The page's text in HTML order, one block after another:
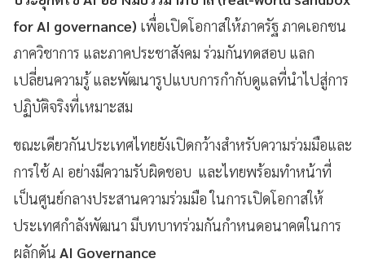
for AI governance) เพื่อเปิดโอกาสให้ภาครัฐ ภาคเอกชน
ภาควิชาการ และภาคประชาสังคม ร่วมกันทดสอบ แลก
เปลี่ยนความรู้ และพัฒนารูปแบบการกำกับดูแลที่นำไปสู่การ
ปฏิบัติจริงที่เหมาะสม
ขณะเดียวกันประเทศไทยยังเปิดกว้างสำหรับความร่วมมือและ
การใช้ AI อย่างมีความรับผิดชอบ และไทยพร้อมทำหน้าที่
เป็นศูนย์กลางประสานความร่วมมือ ในการเปิดโอกาสให้
ประเทศกำลังพัฒนา มีบทบาทร่วมกันกำหนดอนาคตในการ
ผลักดัน AI Governance